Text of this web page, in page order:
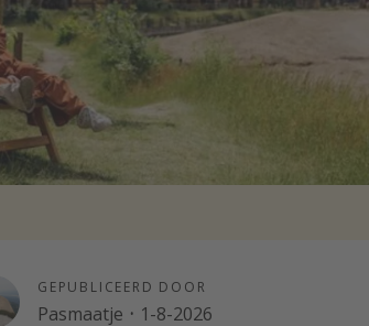
GEPUBLICEERD DOOR
Pasmaatje · 1-8-2026